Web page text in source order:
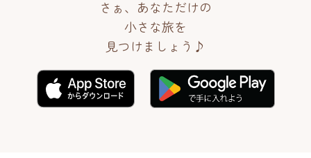
さぁ、あなただけの
小さな旅を
見つけましょう♪